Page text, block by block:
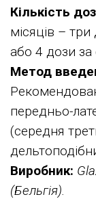
Кількість
місяців –
або 4 дози за
Метод
передньо-
(середня
Виробник:
(Бельгія).